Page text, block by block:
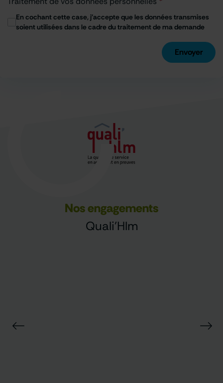
En cochant cette case, j'accepte que les données transmises
soient utilisées dans le cadre du traitement de ma demande
Envoyer
Nos engagements
Quali'Hlm